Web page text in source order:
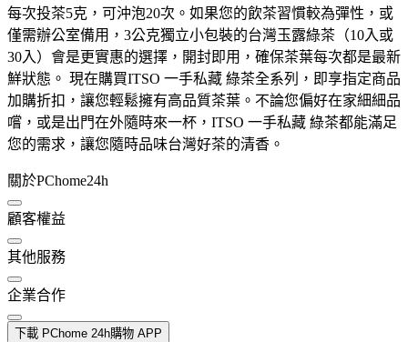
每次投茶5克，可沖泡20次。如果您的飲茶習慣較為彈性，或
僅需辦公室備用，3公克獨立小包裝的台灣玉露綠茶（10入或
30入）會是更實惠的選擇，開封即用，確保茶葉每次都是最新
鮮狀態。 現在購買ITSO 一手私藏 綠茶全系列，即享指定商品
加購折扣，讓您輕鬆擁有高品質茶葉。不論您偏好在家細細品
嚐，或是出門在外隨時來一杯，ITSO 一手私藏 綠茶都能滿足
您的需求，讓您隨時品味台灣好茶的清香。
關於PChome24h
顧客權益
其他服務
企業合作
下載 PChome 24h購物 APP